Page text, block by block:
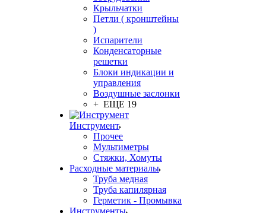
Крыльчатки
Петли ( кронштейны
)
Испарители
Конденсаторные
решетки
Блоки индикации и
управления
Воздушные заслонки
+ ЕЩЕ 19
Инструмент
Прочее
Мультиметры
Стяжки, Хомуты
Расходные материалы
Труба медная
Труба капилярная
Герметик - Промывка
Инструменты